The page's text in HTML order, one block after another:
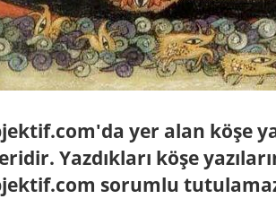
yer alan köşe
Yazdıkları köşe
sorumlu